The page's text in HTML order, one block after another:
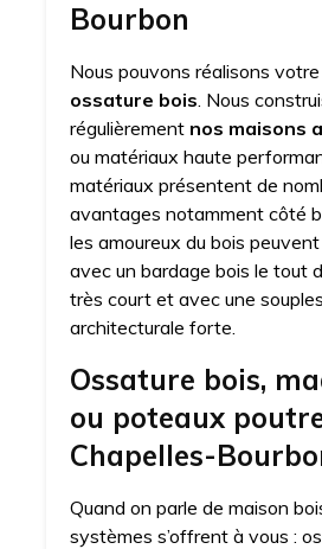
Bourbon
Nous pouvons réalisons votre
ossature bois. Nous
régulièrement nos maisons
ou matériaux haute
matériaux présentent de
avantages notamment côté
les amoureux du bois
avec un bardage bois le tout
très court et avec une
architecturale forte.
Ossature bois,
ou poteaux
Chapelles-
Quand on parle de maison
systèmes s’offrent à vous :